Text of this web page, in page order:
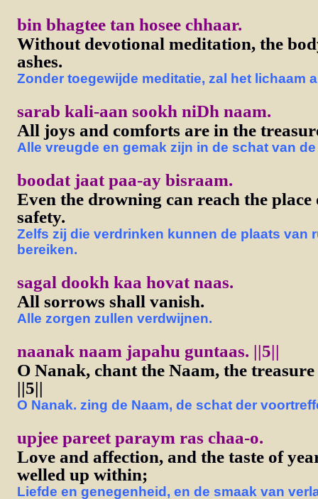
bin bhagtee tan hosee chhaar.
Without devotional meditation, the
ashes.
Zonder toegewijde meditatie, zal het lichaam
sarab kali-aan sookh niDh naam.
All joys and comforts are in the
Alle vreugde en gemak zijn in de schat van de
boodat jaat paa-ay bisraam.
Even the drowning can reach the place
safety.
Zelfs zij die verdrinken kunnen de plaats van
bereiken.
sagal dookh kaa hovat naas.
All sorrows shall vanish.
Alle zorgen zullen verdwijnen.
naanak naam japahu guntaas. ||5||
O Nanak, chant the Naam, the treasure
||5||
O Nanak. zing de Naam, de schat der
upjee pareet paraym ras chaa-o.
Love and affection, and the taste of
welled up within;
Liefde en genegenheid, en de smaak van